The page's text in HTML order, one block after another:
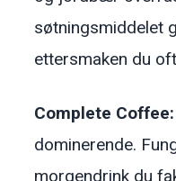
søtningsmiddelet
ettersmaken du
Complete Coffee:
dominerende.
morgendrink du